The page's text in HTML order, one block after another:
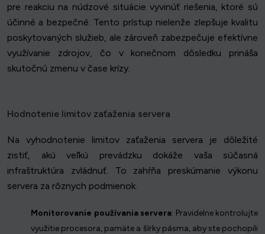
pre reakciu na núdzové situácie vyvinúť riešenia, ktoré sú
účinné a bezpečné. Tento prístup nielenže zlepšuje kvalitu
poskytovaných služieb, ale zároveň zabezpečuje efektívne
využívanie zdrojov, čo v konečnom dôsledku prináša
skutočnú zmenu v čase krízy.
Hodnotenie limitov zaťaženia servera
Na vyhodnotenie limitov zaťaženia servera je dôležité
zistiť, akú veľkú prevádzku dokáže vaša súčasná
infraštruktúra zvládnuť. To zahŕňa preskúmanie výkonu
servera za rôznych podmienok.
Monitorovanie používania servera: Pravidelne kontrolujte
využitie procesora, pamäte a šírky pásma, aby ste pochopili